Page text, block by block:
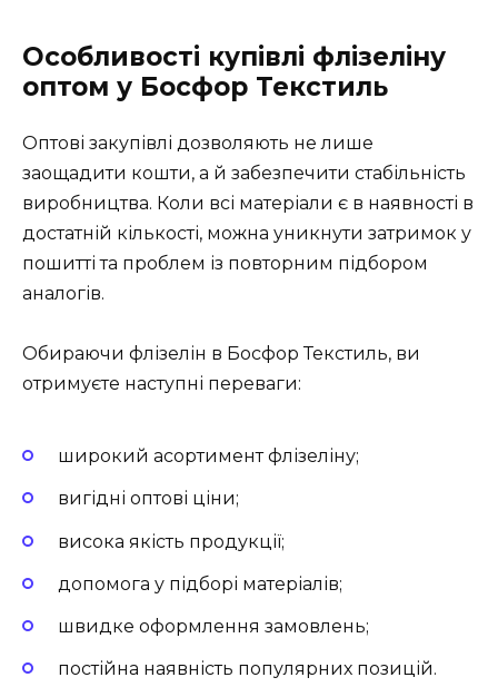
Особливості купівлі флізеліну
оптом у Босфор Текстиль
Оптові закупівлі дозволяють не лише
заощадити кошти, а й забезпечити стабільність
виробництва. Коли всі матеріали є в наявності в
достатній кількості, можна уникнути затримок у
пошитті та проблем із повторним підбором
аналогів.
Обираючи флізелін в Босфор Текстиль, ви
отримуєте наступні переваги:
широкий асортимент флізеліну;
вигідні оптові ціни;
висока якість продукції;
допомога у підборі матеріалів;
швидке оформлення замовлень;
постійна наявність популярних позицій.